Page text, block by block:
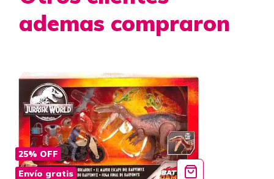
ademas compraron
25% OFF
Envío gratis